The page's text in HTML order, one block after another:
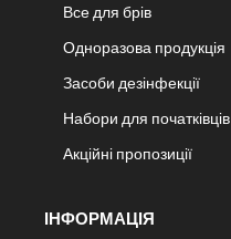
Все для брів
Одноразова продукція
Засоби дезінфекції
Набори для початківців
Акційні пропозиції
ІНФОРМАЦІЯ